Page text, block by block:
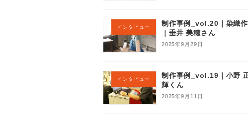
インタビュー
制作事例_vol.20｜染織
｜垂井 美穂さん
2025年9月29日
インタビュー
制作事例_vol.19｜小野
輝くん
2025年9月11日